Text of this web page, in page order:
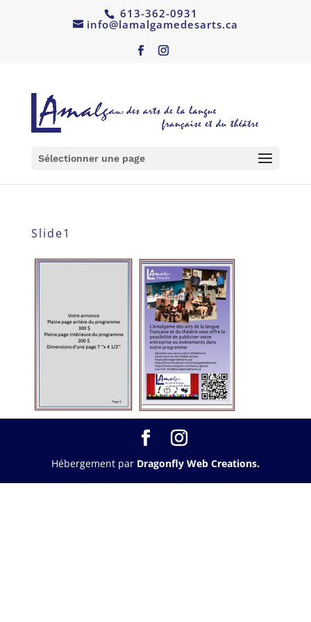
613-362-0931
info@lamalgamedesarts.ca
Sélectionner une page
Slide1
Hébergement par Dragonfly Web Creations.